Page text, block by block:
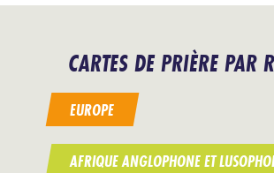
CARTES DE PRIÈRE PAR
EUROPE
AFRIQUE ANGLOPHONE ET